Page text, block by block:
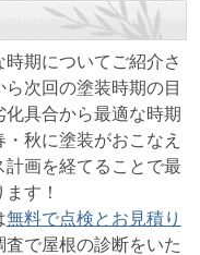
期についてご紹介さ
次回の塗装時期の目
具合から最適な時期
秋に塗装がおこなえ
画を経てることで最
す！
無料で点検とお見積り
で屋根の診断をいた